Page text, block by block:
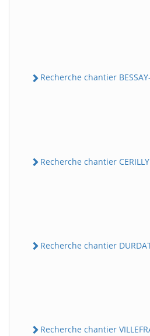
Recherche chantier
Recherche chantier CERILLY
Recherche chantier
Recherche chantier